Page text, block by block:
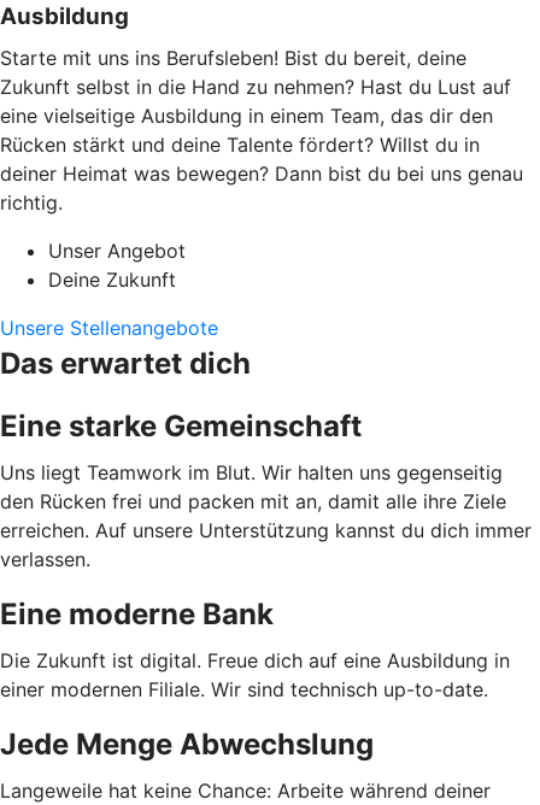
Ausbildung
Starte mit uns ins Berufsleben! Bist du bereit, deine
Zukunft selbst in die Hand zu nehmen? Hast du Lust auf
eine vielseitige Ausbildung in einem Team, das dir den
Rücken stärkt und deine Talente fördert? Willst du in
deiner Heimat was bewegen? Dann bist du bei uns genau
richtig.
Unser Angebot
Deine Zukunft
Unsere Stellenangebote
Das erwartet dich
Eine starke Gemeinschaft
Uns liegt Teamwork im Blut. Wir halten uns gegenseitig
den Rücken frei und packen mit an, damit alle ihre Ziele
erreichen. Auf unsere Unterstützung kannst du dich immer
verlassen.
Eine moderne Bank
Die Zukunft ist digital. Freue dich auf eine Ausbildung in
einer modernen Filiale. Wir sind technisch up-to-date.
Jede Menge Abwechslung
Langeweile hat keine Chance: Arbeite während deiner